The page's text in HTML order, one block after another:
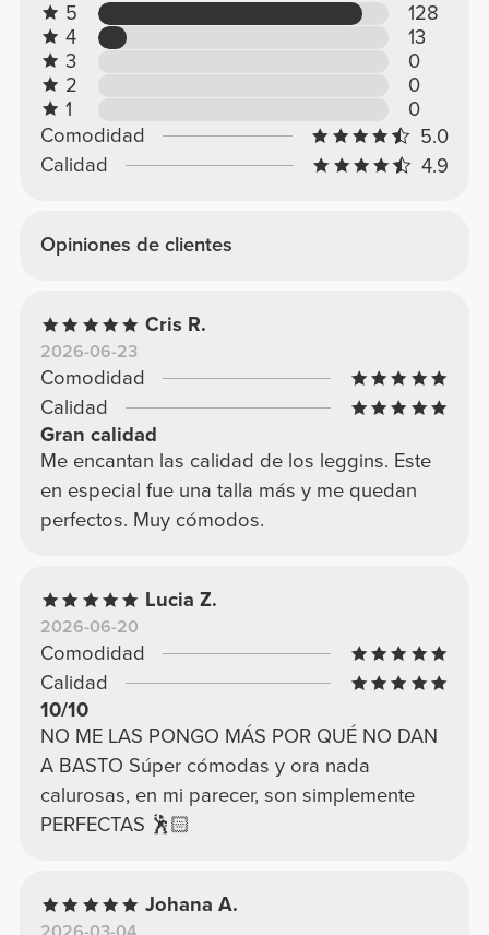
5
128
4
13
3
0
2
0
1
0
Comodidad
5.0
Calidad
4.9
Opiniones de clientes
Cris R.
2026-06-23
Comodidad
Calidad
Gran calidad
Me encantan las calidad de los leggins. Este
en especial fue una talla más y me quedan
perfectos. Muy cómodos.
Lucia Z.
2026-06-20
Comodidad
Calidad
10/10
NO ME LAS PONGO MÁS POR QUÉ NO DAN
A BASTO Súper cómodas y ora nada
calurosas, en mi parecer, son simplemente
PERFECTAS 🕺🏻
Johana A.